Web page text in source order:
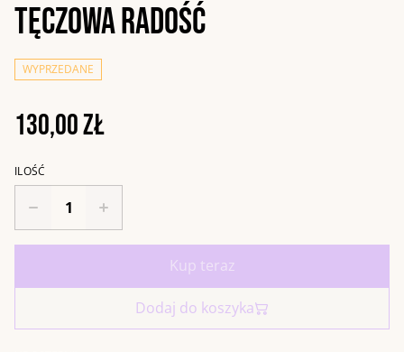
Tęczowa radość
WYPRZEDANE
130,00 zł
ILOŚĆ
Kup teraz
Dodaj do koszyka